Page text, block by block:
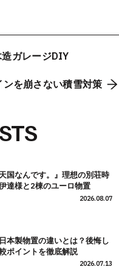
ガレージDIY
ンを崩さない積雪対策
国なんです。』理想の別荘時
達様と2棟のユーロ物置
2026.08.07
本製物置の違いとは？後悔し
ポイントを徹底解説
2026.07.13